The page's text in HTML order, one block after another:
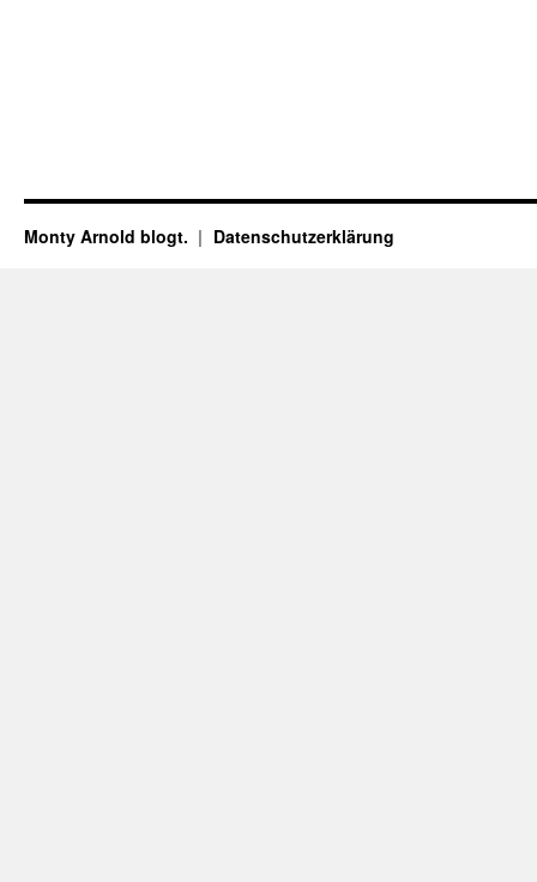
Monty Arnold blogt. Datenschutz­erklärung